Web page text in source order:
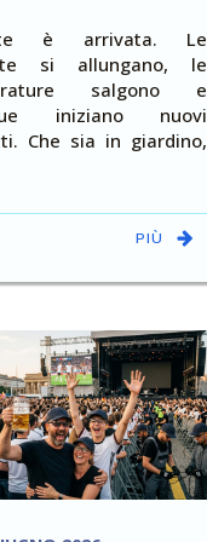
è arrivata. Le
si allungano, le
salgono e
iniziano nuovi
Che sia in giardino,
PIÙ